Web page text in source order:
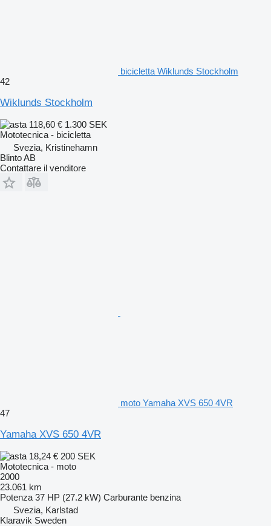
bicicletta Wiklunds Stockholm
42
Wiklunds Stockholm
118,60 € 1.300 SEK
Mototecnica - bicicletta
Svezia, Kristinehamn
Blinto AB
Contattare il venditore
moto Yamaha XVS 650 4VR
47
Yamaha XVS 650 4VR
18,24 € 200 SEK
Mototecnica - moto
2000
23.061 km
Potenza 37 HP (27.2 kW) Carburante benzina
Svezia, Karlstad
Klaravik Sweden